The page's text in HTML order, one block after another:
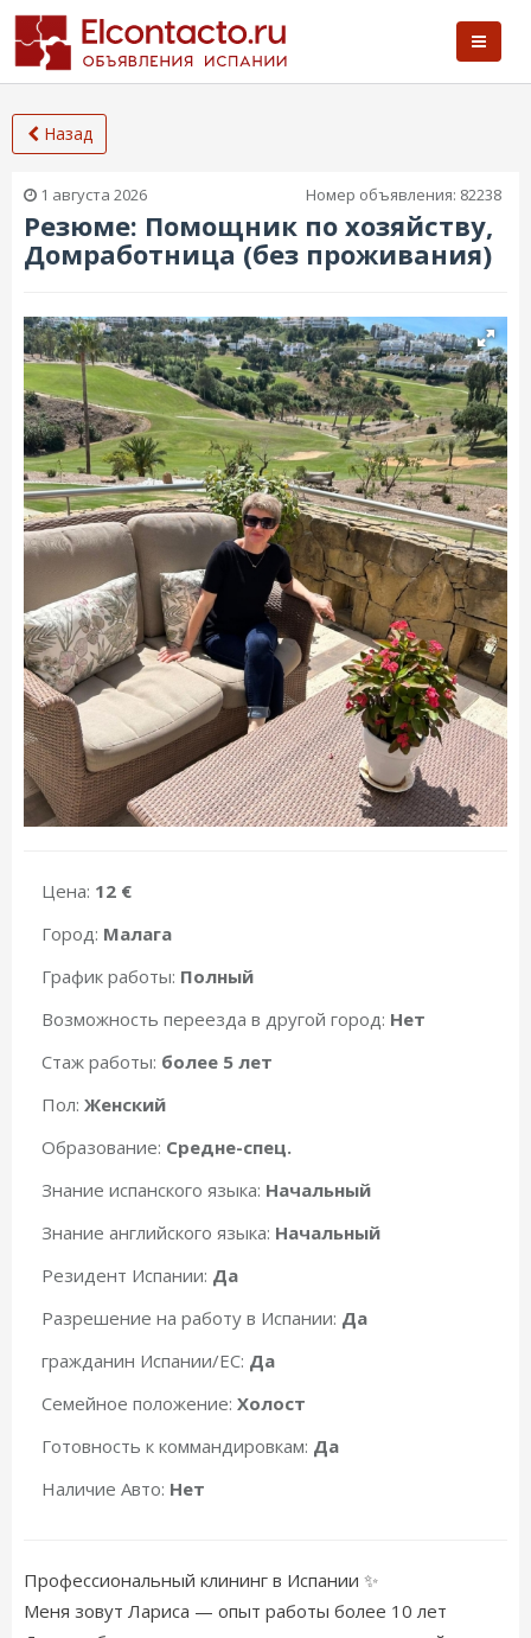
Назад
1 августа 2026 Номер объявления: 82238
Резюме: Помощник по хозяйству,
Домработница (без проживания)
Цена: 12 €
Город: Малага
График работы: Полный
Возможность переезда в другой город: Нет
Стаж работы: более 5 лет
Пол: Женский
Образование: Средне-спец.
Знание испанского языка: Начальный
Знание английского языка: Начальный
Резидент Испании: Да
Разрешение на работу в Испании: Да
гражданин Испании/ЕС: Да
Семейное положение: Холост
Готовность к коммандировкам: Да
Наличие Авто: Нет
Профессиональный клининг в Испании ✨
Меня зовут Лариса — опыт работы более 10 лет